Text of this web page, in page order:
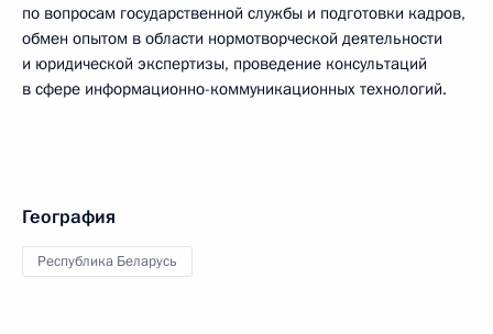
по вопросам государственной службы и подготовки кадров,
обмен опытом в области нормотворческой деятельности
и юридической экспертизы, проведение консультаций
в сфере информационно-коммуникационных технологий.
География
Республика Беларусь